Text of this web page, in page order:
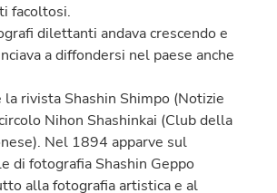
facoltosi.
dilettanti andava crescendo e
a diffondersi nel paese anche
rivista Shashin Shimpo (Notizie
Nihon Shashinkai (Club della
Nel 1894 apparve sul
di fotografia Shashin Geppo
alla fotografia artistica e al